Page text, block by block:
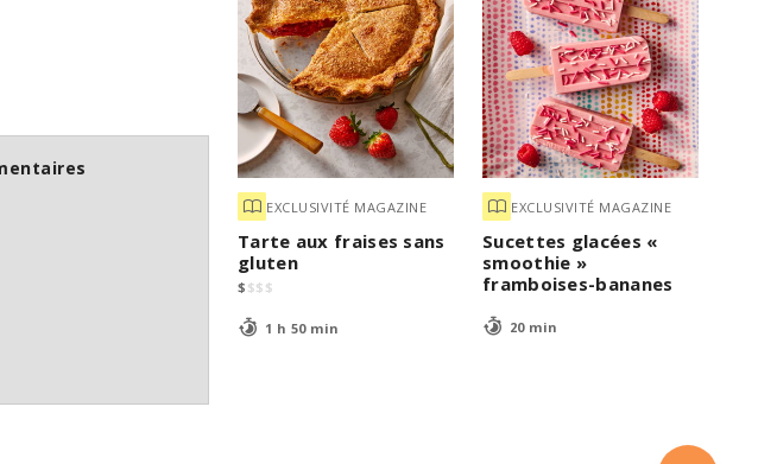
EXCLUSIVITÉ MAGAZINE
Tarte aux fraises sans
gluten
$ $$ $
1 h 50 min
EXCLUSIVITÉ MAGAZINE
Sucettes glacées «
smoothie »
framboises-bananes
20 min